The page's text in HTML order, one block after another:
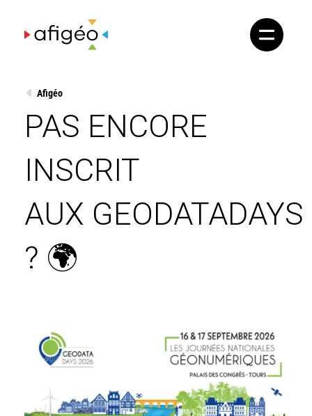
content
Afigéo
PAS ENCORE
INSCRIT
AUX GEODATADAYS
? 🌍